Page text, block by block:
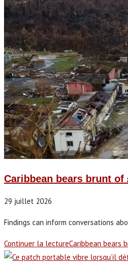
Caribbean bears brunt
29 juillet 2026
Findings can inform conversations
Continuer la lectureCaribbean bears